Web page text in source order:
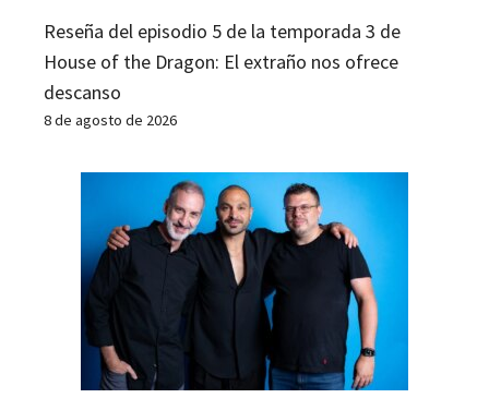
Reseña del episodio 5 de la temporada 3 de
House of the Dragon: El extraño nos ofrece
descanso
8 de agosto de 2026